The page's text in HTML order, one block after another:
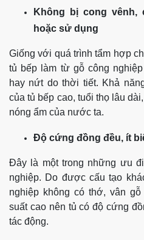
Không bị cong
hoặc sử dụng
Giống với quá trình tẩm hợp
tủ bếp làm từ gỗ công
hay nứt do thời tiết. Khả
của tủ bếp cao, tuổi thọ lâu
nóng ẩm của nước ta.
Độ cứng đồng đều, ít
Đây là một trong những ưu
nghiệp. Do được cấu tạo
nghiệp không có thớ, vân
suất cao nên tủ có độ cứng
tác động.